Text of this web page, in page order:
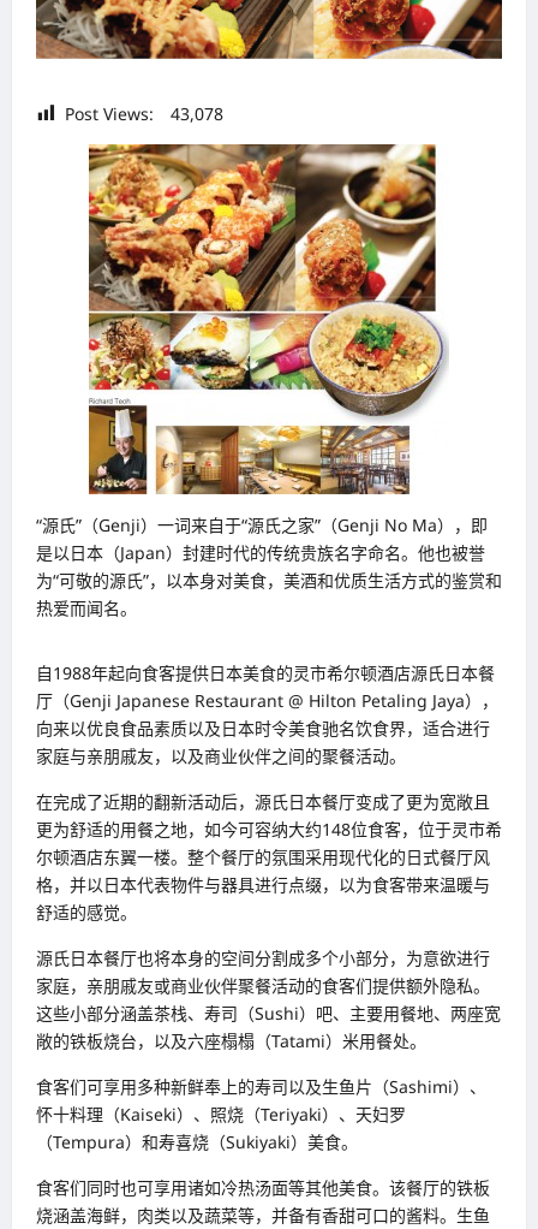
Post Views: 43,078
“源氏”（Genji）一词来自于“源氏之家”（Genji No Ma），即
是以日本（Japan）封建时代的传统贵族名字命名。他也被誉
为“可敬的源氏”，以本身对美食，美酒和优质生活方式的鉴赏和
热爱而闻名。
自1988年起向食客提供日本美食的灵市希尔顿酒店源氏日本餐
厅（Genji Japanese Restaurant @ Hilton Petaling Jaya），
向来以优良食品素质以及日本时令美食驰名饮食界，适合进行
家庭与亲朋戚友，以及商业伙伴之间的聚餐活动。
在完成了近期的翻新活动后，源氏日本餐厅变成了更为宽敞且
更为舒适的用餐之地，如今可容纳大约148位食客，位于灵市希
尔顿酒店东翼一楼。整个餐厅的氛围采用现代化的日式餐厅风
格，并以日本代表物件与器具进行点缀，以为食客带来温暖与
舒适的感觉。
源氏日本餐厅也将本身的空间分割成多个小部分，为意欲进行
家庭，亲朋戚友或商业伙伴聚餐活动的食客们提供额外隐私。
这些小部分涵盖茶栈、寿司（Sushi）吧、主要用餐地、两座宽
敞的铁板烧台，以及六座榻榻（Tatami）米用餐处。
食客们可享用多种新鲜奉上的寿司以及生鱼片（Sashimi）、
怀十料理（Kaiseki）、照烧（Teriyaki）、天妇罗
（Tempura）和寿喜烧（Sukiyaki）美食。
食客们同时也可享用诸如冷热汤面等其他美食。该餐厅的铁板
烧涵盖海鲜，肉类以及蔬菜等，并备有香甜可口的酱料。生鱼